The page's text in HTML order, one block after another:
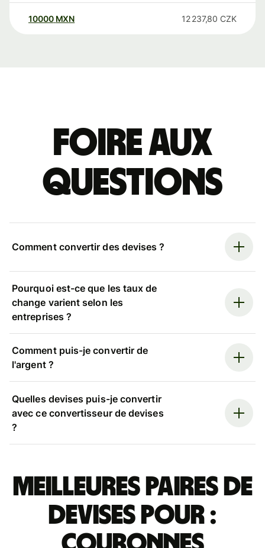
10000 MXN 12 237,80 CZK
Foire aux
questions
Comment convertir des devises ?
Pourquoi est-ce que les taux de
change varient selon les
entreprises ?
Comment puis-je convertir de
l'argent ?
Quelles devises puis-je convertir
avec ce convertisseur de devises
?
Meilleures paires de
devises pour :